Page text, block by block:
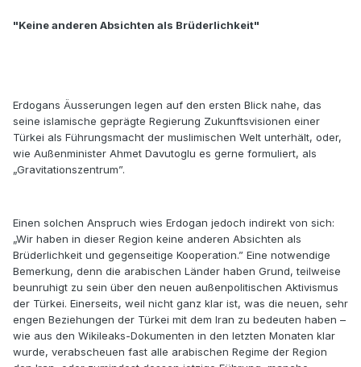
"Keine anderen Absichten als Brüderlichkeit"
Erdogans Äusserungen legen auf den ersten Blick nahe, das
seine islamische geprägte Regierung Zukunftsvisionen einer
Türkei als Führungsmacht der muslimischen Welt unterhält, oder,
wie Außenminister Ahmet Davutoglu es gerne formuliert, als
„Gravitationszentrum”.
Einen solchen Anspruch wies Erdogan jedoch indirekt von sich:
„Wir haben in dieser Region keine anderen Absichten als
Brüderlichkeit und gegenseitige Kooperation.” Eine notwendige
Bemerkung, denn die arabischen Länder haben Grund, teilweise
beunruhigt zu sein über den neuen außenpolitischen Aktivismus
der Türkei. Einerseits, weil nicht ganz klar ist, was die neuen, sehr
engen Beziehungen der Türkei mit dem Iran zu bedeuten haben –
wie aus den Wikileaks-Dokumenten in den letzten Monaten klar
wurde, verabscheuen fast alle arabischen Regime der Region